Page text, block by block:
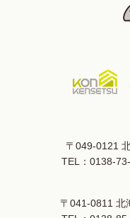
〒049-0121
TEL： 0138-
〒041-0811 北